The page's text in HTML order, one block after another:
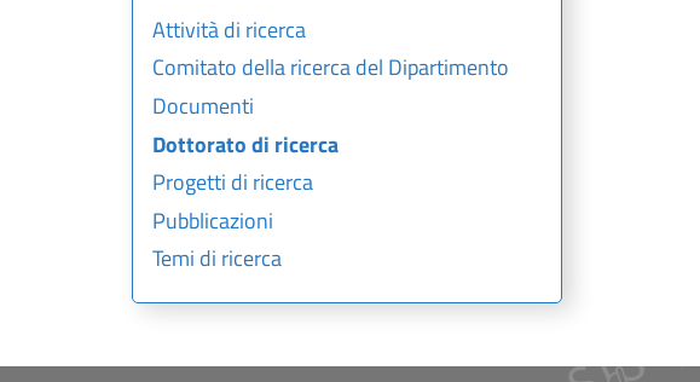
Attività di ricerca
Comitato della ricerca del Dipartimento
Documenti
Dottorato di ricerca
Progetti di ricerca
Pubblicazioni
Temi di ricerca